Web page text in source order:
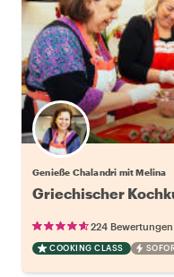
Genieße Chalandri mit Melina
Griechischer
224 Bewertungen
COOKING CLASS